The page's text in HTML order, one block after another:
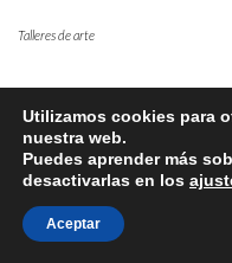
Talleres de arte
Copyright ©
Utilizamos cookies para
nuestra web.
Puedes aprender más
desactivarlas en los
Aceptar